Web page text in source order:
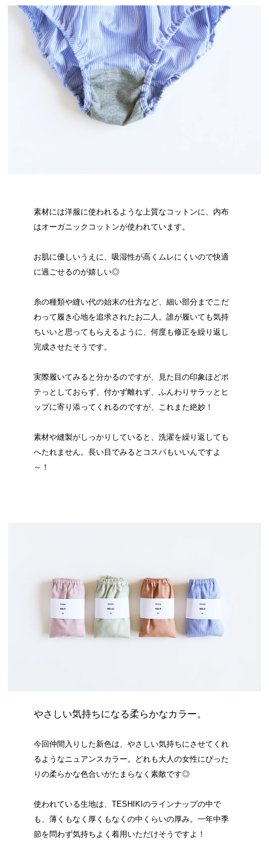
素材には洋服に使われるような上質なコットンに、内布
はオーガニックコットンが使われています。
お肌に優しいうえに、吸湿性が高くムレにくいので快適
に過ごせるのが嬉しい◎
糸の種類や縫い代の始末の仕方など、細い部分までこだ
わって履き心地を追求されたお二人。誰が履いても気持
ちいいと思ってもらえるように、何度も修正を繰り返し
完成させたそうです。
実際履いてみると分かるのですが、見た目の印象ほどポ
テっとしておらず、付かず離れず、ふんわりサラッとヒ
ップに寄り添ってくれるのですが、これまた絶妙！
素材や縫製がしっかりしていると、洗濯を繰り返しても
へたれません。長い目でみるとコスパもいいんですよ
～！
やさしい気持ちになる柔らかなカラー。
今回仲間入りした新色は、やさしい気持ちにさせてくれ
るようなニュアンスカラー。どれも大人の女性にぴった
りの柔らかな色合いがたまらなく素敵です◎
使われている生地は、TESHIKIのラインナップの中で
も、薄くもなく厚くもなくの中くらいの厚み。一年中季
節を問わず気持ちよく着用いただけそうですよ！